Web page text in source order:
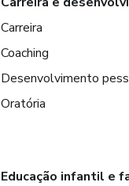
Carreira
Coaching
Desenvolvimento
Oratória
Educação infantil e